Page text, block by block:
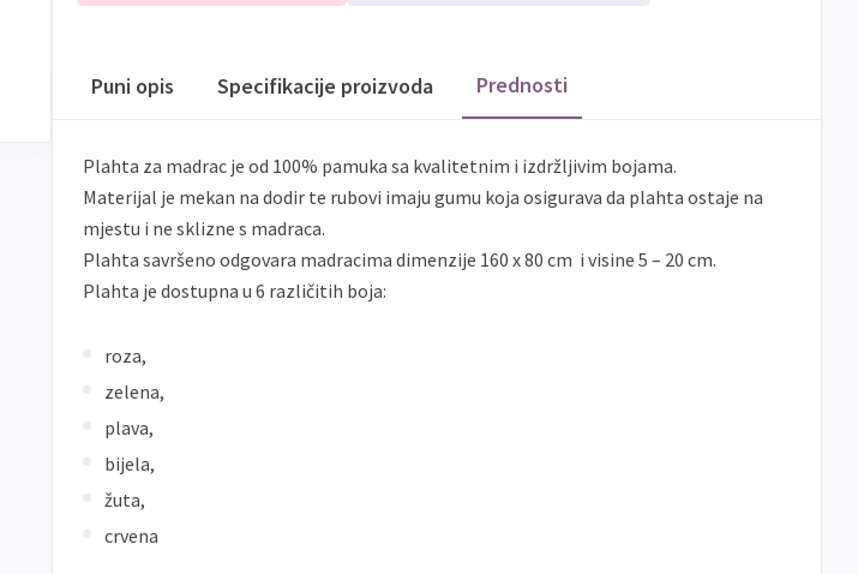
Puni opis Specifikacije proizvoda Prednosti
Plahta za madrac je od 100% pamuka sa kvalitetnim i izdržljivim bojama.
Materijal je mekan na dodir te rubovi imaju gumu koja osigurava da plahta ostaje na
mjestu i ne sklizne s madraca.
Plahta savršeno odgovara madracima dimenzije 160 x 80 cm i visine 5 – 20 cm.
Plahta je dostupna u 6 različitih boja:
roza,
zelena,
plava,
bijela,
žuta,
crvena